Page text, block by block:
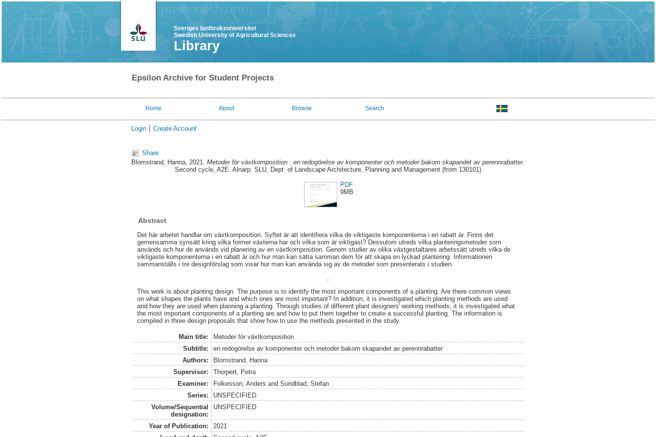
Sveriges lantbruksuniversitet
Swedish University of Agricultural Sciences
Library
Epsilon Archive for Student Projects
Home About Browse Search
Login Create Account
Share
Blomstrand, Hanna, 2021. Metoder för växtkomposition : en redogörelse av komponenter och metoder bakom skapandet av perennrabatter.
Second cycle, A2E. Alnarp: SLU, Dept. of Landscape Architecture, Planning and Management (from 130101)
PDF
9MB
Abstract
Det här arbetet handlar om växtkomposition. Syftet är att identifiera vilka de viktigaste komponenterna i en rabatt är. Finns det
gemensamma synsätt kring vilka former växterna har och vilka som är viktigast? Dessutom utreds vilka planteringsmetoder som
används och hur de används vid planering av en växtkomposition. Genom studier av olika växtgestaltares arbetssätt utreds vilka de
viktigaste komponenterna i en rabatt är och hur man kan sätta samman dem för att skapa en lyckad plantering. Informationen
sammanställs i tre designförslag som visar hur man kan använda sig av de metoder som presenterats i studien.
This work is about planting design. The purpose is to identify the most important components of a planting. Are there common views
on what shapes the plants have and which ones are most important? In addition, it is investigated which planting methods are used
and how they are used when planning a planting. Through studies of different plant designers' working methods, it is investigated what
the most important components of a planting are and how to put them together to create a successful planting. The information is
compiled in three design proposals that show how to use the methods presented in the study.
Main title:
Metoder för växtkomposition
Subtitle:
en redogörelse av komponenter och metoder bakom skapandet av perennrabatter
Authors:
Blomstrand, Hanna
Supervisor:
Thorpert, Petra
Examiner:
Folkesson, Anders and Sundblad, Stefan
Series:
UNSPECIFIED
Volume/Sequential
designation:
UNSPECIFIED
Year of Publication:
2021